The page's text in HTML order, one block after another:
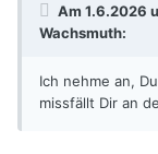
Am 1.6.2026
Wachsmuth:
Ich nehme an,
missfällt Dir an